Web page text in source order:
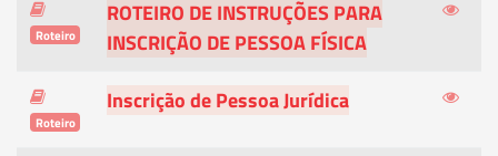
Roteiro
ROTEIRO DE INSTRUÇÕES PARA
INSCRIÇÃO DE PESSOA FÍSICA
Roteiro
Inscrição de Pessoa Jurídica